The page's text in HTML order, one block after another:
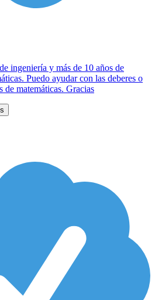
ingeniería y más de 10 años de
Puedo ayudar con las deberes o
de matemáticas. Gracias